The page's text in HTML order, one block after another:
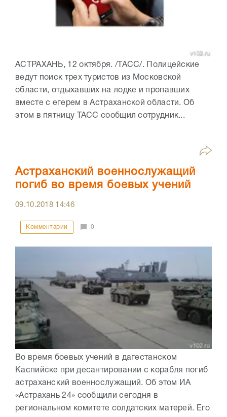
АСТРАХАНЬ, 12 октября. /ТАСС/. Полицейские
ведут поиск трех туристов из Московской
области, отдыхавших на лодке и пропавших
вместе с егерем в Астраханской области. Об
этом в пятницу ТАСС сообщил сотрудник...
Астраханский военнослужащий
погиб во время боевых учений
09.10.2018 14:46
Комментарии 0
Во время боевых учений в дагестанском
Каспийске при десантировании с корабля погиб
астраханский военнослужащий. Об этом ИА
«Астрахань 24» сообщили сегодня в
региональном комитете солдатских матерей. Его